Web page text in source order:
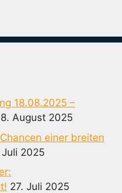
18.08.2025 –
August 2025
einer breiten
2025
27. Juli 2025